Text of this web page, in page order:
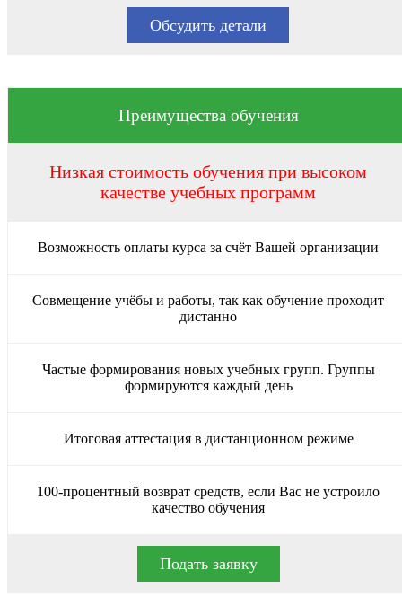
Обсудить детали
Преимущества обучения
Низкая стоимость обучения при высоком
качестве учебных программ
Возможность оплаты курса за счёт Вашей организации
Совмещение учёбы и работы, так как обучение проходит
дистанно
Частые формирования новых учебных групп. Группы
формируются каждый день
Итоговая аттестация в дистанционном режиме
100-процентный возврат средств, если Вас не устроило
качество обучения
Подать заявку